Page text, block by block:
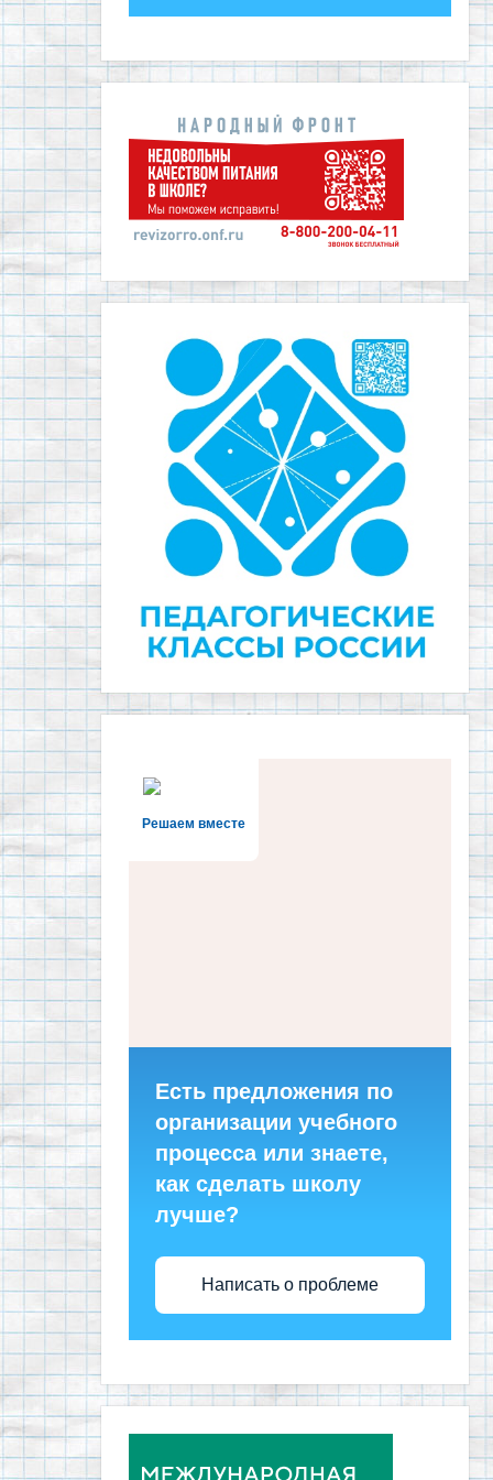
Решаем вместе
Есть предложения по
организации учебного
процесса или знаете,
как сделать школу
лучше?
Написать о проблеме